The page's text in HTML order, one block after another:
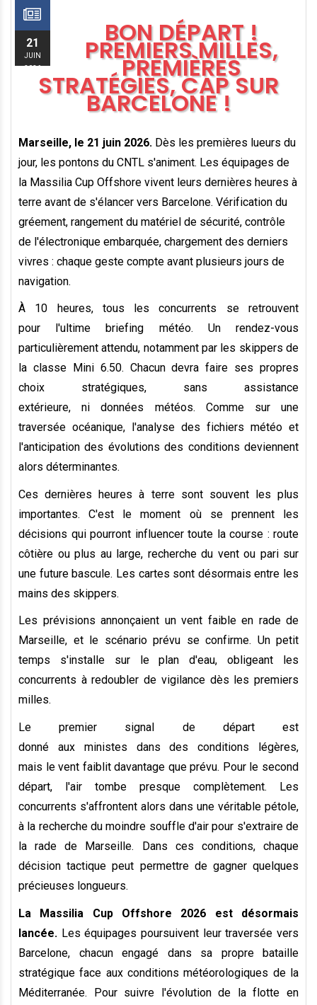
21
JUIN
2026
BON DÉPART !
PREMIERS MILLES,
PREMIÈRES
STRATÉGIES, CAP SUR
BARCELONE !
Marseille, le 21 juin 2026. Dès les premières lueurs du
jour, les pontons du CNTL s'animent. Les équipages de
la Massilia Cup Offshore vivent leurs dernières heures à
terre avant de s'élancer vers Barcelone. Vérification du
gréement, rangement du matériel de sécurité, contrôle
de l'électronique embarquée, chargement des derniers
vivres : chaque geste compte avant plusieurs jours de
navigation.
À 10 heures, tous les concurrents se retrouvent
pour l'ultime briefing météo. Un rendez-vous
particulièrement attendu, notamment par les skippers de
la classe Mini 6.50. Chacun devra faire ses propres
choix stratégiques, sans assistance
extérieure, nidonnées météos. Comme sur une
traversée océanique, l'analyse des fichiers météo et
l'anticipation des évolutions des conditions deviennent
alors déterminantes.
Ces dernières heures à terre sont souvent les plus
importantes. C'est le moment où se prennent les
décisions qui pourront influencer toute la course : route
côtière ou plus au large, recherche du vent ou pari sur
une future bascule. Les cartes sont désormais entre les
mains des skippers.
Les prévisions annonçaient un vent faible en rade de
Marseille, et le scénario prévu se confirme. Un petit
temps s'installe sur le plan d'eau, obligeant les
concurrents à redoubler de vigilance dès les premiers
milles.
Le premier signal de départ est
donné aux ministes dans des conditions légères,
mais le vent faiblit davantage que prévu. Pour le second
départ, l'air tombe presque complètement. Les
concurrents s'affrontent alors dans une véritable pétole,
à la recherche du moindre souffle d'air pour s'extraire de
la rade de Marseille. Dans ces conditions, chaque
décision tactique peut permettre de gagner quelques
précieuses longueurs.
La Massilia Cup Offshore 2026 est désormais
lancée. Les équipages poursuivent leur traversée vers
Barcelone, chacun engagé dans sa propre bataille
stratégique face aux conditions météorologiques de la
Méditerranée. Pour suivre l'évolution de la flotte en